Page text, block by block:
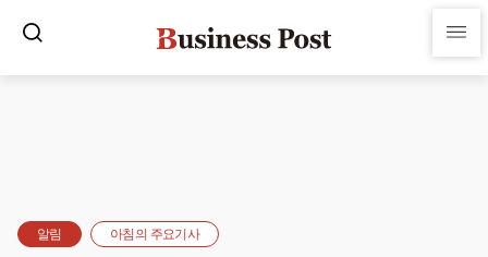
알림 아침의 주요기사